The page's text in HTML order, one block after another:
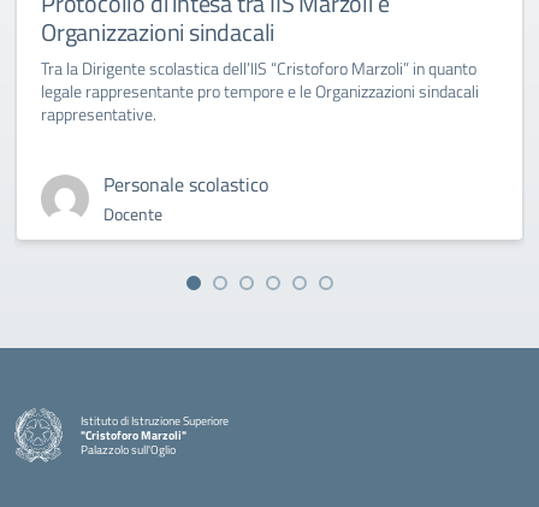
Organizzazioni sindacali
Tra la Dirigente scolastica dell’IIS “Cristoforo Marzoli” in quanto
legale rappresentante pro tempore e le Organizzazioni sindacali
rappresentative.
Personale scolastico
Docente
Istituto di Istruzione Superiore
"Cristoforo Marzoli"
Palazzolo sull'Oglio
— Visita la pagina iniziale della scuola